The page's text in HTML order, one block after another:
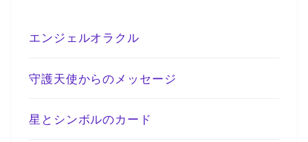
エンジェルオラクル
守護天使からのメッセージ
星とシンボルのカード